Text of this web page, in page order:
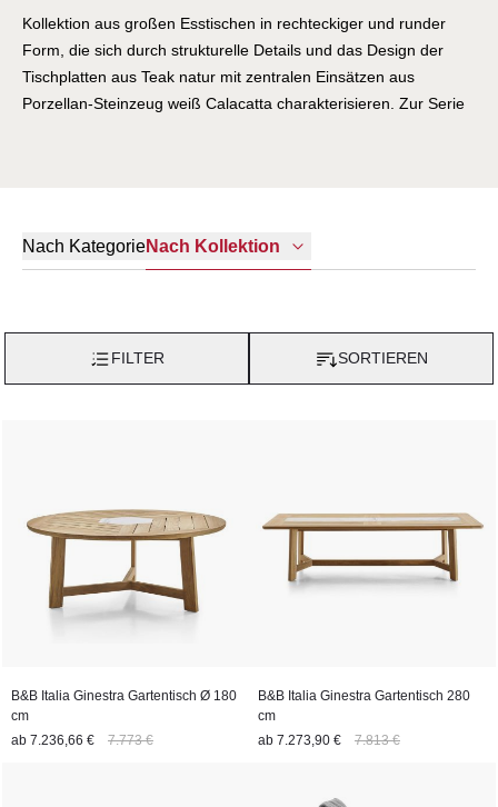
Kollektion aus großen Esstischen in rechteckiger und runder
Form, die sich durch strukturelle Details und das Design der
Tischplatten aus Teak natur mit zentralen Einsätzen aus
Porzellan-Steinzeug weiß Calacatta charakterisieren. Zur Serie
natürliche Teakholz mit Geflecht aus Bändern beige kombiniert.
Nach KategorieNach Kollektion
FILTER SORTIEREN
B&B Italia Ginestra Gartentisch Ø 180
cm
ab 7.236,66 € 7.773 €
B&B Italia Ginestra Gartentisch 280
cm
ab 7.273,90 € 7.813 €